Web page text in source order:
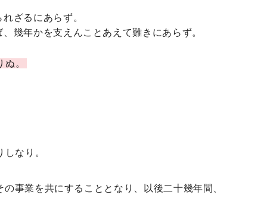
ざるにあらず。
幾年かを支えんことあえて難きにあらず。
。
なり。
事業を共にすることとなり、以後二十幾年間、